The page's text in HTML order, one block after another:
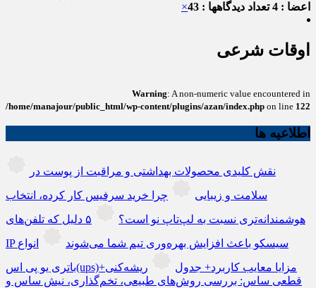
اعضا : 4
تعداد دیدگاهها : 43 ×
اوقات شرعی
Warning: A non-numeric value encountered in
/home/manajour/public_html/wp-content/plugins/azan/index.php on line 122
اطلاعیه ها
نقش کلیدی محصولات بهداشتی و مراقبت از پوست در
سلامت و زیبایی
چرا خرید سرفیس کار کرده، انتخاب
هوشمندانه‌تری نسبت به لپ‌تاپ نو است؟
۵ دلیل که تلفن‌های
IP سیسکو باعث افزایش بهره‌وری تیم شما می‌شوند
انواع
باتری یو پی اس(ups)+مزایا معایب کاربرد+ جدول
ریشه‌کنی
قطعی ساس: بررسی روش‌های طبیعی، تخم‌گذاری، نیش ساس و